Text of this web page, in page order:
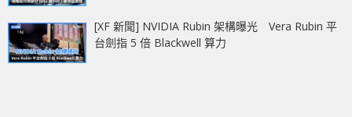
[XF 新聞] NVIDIA Rubin 架構曝光 Vera Rubin 平
台劍指 5 倍 Blackwell 算力